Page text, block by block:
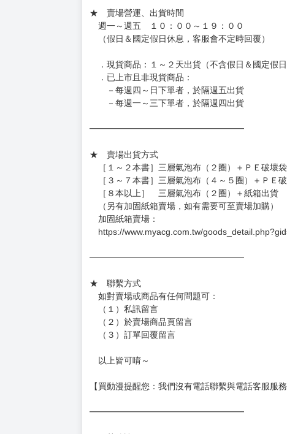
★ 賣場營運、出貨時間
週一～週五 １０：００～１９：００
（假日＆國定假日休息，客服會不定時回覆）
．現貨商品：１～２天出貨（不含假日＆國定假日
．已上市且非現貨商品：
－每週四～日下單者，於隔週五出貨
－每週一～三下單者，於隔週四出貨
━━━━━━━━━━━━━━━━━━
★ 賣場出貨方式
［１～２本書］三層氣泡布（２圈）＋ＰＥ破壞袋
［３～７本書］三層氣泡布（４～５圈）＋ＰＥ破
［８本以上］ 三層氣泡布（２圈）＋紙箱出貨
（另有加固紙箱賣場，如有需要可至賣場加購）
加固紙箱賣場：
https://www.myacg.com.tw/
━━━━━━━━━━━━━━━━━━
★ 聯繫方式
如對賣場或商品有任何問題可：
（１）私訊留言
（２）於賣場商品頁留言
（３）訂單回覆留言
以上皆可唷～
【買動漫提醒您：我們沒有電話聯繫與電話客服服
━━━━━━━━━━━━━━━━━━